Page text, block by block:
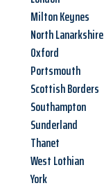
Milton Keynes
North Lanarkshire
Oxford
Portsmouth
Scottish Borders
Southampton
Sunderland
Thanet
West Lothian
York